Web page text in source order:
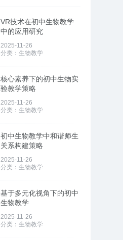
VR技术在初中生物教学
中的应用研究
2025-11-26
分类： 生物教学
核心素养下的初中生物实
验教学策略
2025-11-26
分类： 生物教学
初中生物教学中和谐师生
关系构建策略
2025-11-26
分类： 生物教学
基于多元化视角下的初中
生物教学
2025-11-26
分类： 生物教学